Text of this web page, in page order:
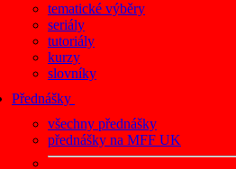
tematické výběry
seriály
tutoriály
kurzy
slovníky
Přednášky
všechny přednášky
přednášky na MFF UK